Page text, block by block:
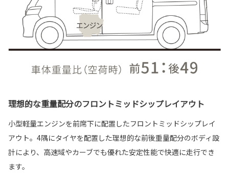
理想的な重量配分のフロントミッドシップレイアウト
小型軽量エンジンを前席下に配置したフロントミッドシップレイ
アウト。4隅にタイヤを配置した理想的な前後重量配分のボディ設
計により、高速域やカーブでも優れた安定性能で快適に走行でき
ます。